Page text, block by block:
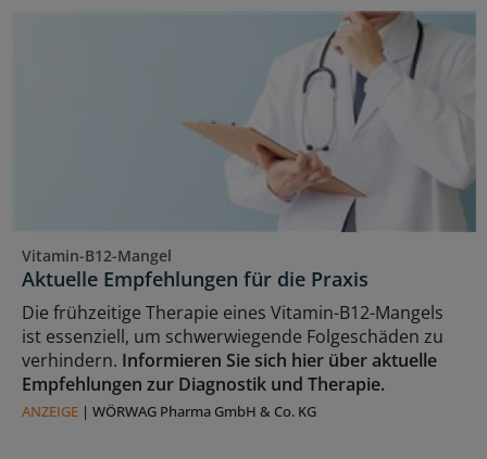
Vitamin-B12-Mangel
Aktuelle Empfehlungen für die Praxis
Die frühzeitige Therapie eines Vitamin-B12-Mangels
ist essenziell, um schwerwiegende Folgeschäden zu
verhindern. Informieren Sie sich hier über aktuelle
Empfehlungen zur Diagnostik und Therapie.
ANZEIGE | WÖRWAG Pharma GmbH & Co. KG